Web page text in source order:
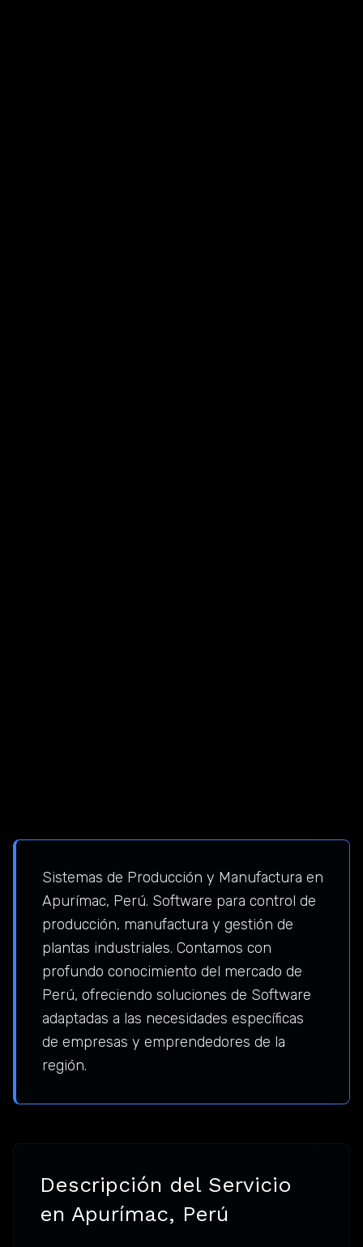
Sistemas de Producción y Manufactura en
Apurímac, Perú. Software para control de
producción, manufactura y gestión de
plantas industriales. Contamos con
profundo conocimiento del mercado de
Perú, ofreciendo soluciones de Software
adaptadas a las necesidades específicas
de empresas y emprendedores de la
región.
Descripción del Servicio
en Apurímac, Perú